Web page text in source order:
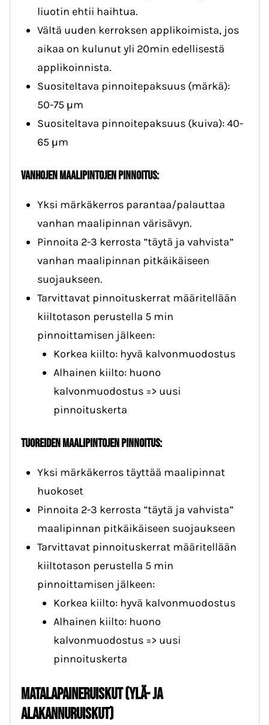
liuotin ehtii haihtua.
Vältä uuden kerroksen applikoimista, jos
aikaa on kulunut yli 20min edellisestä
applikoinnista.
Suositeltava pinnoitepaksuus (märkä):
50-75 µm
Suositeltava pinnoitepaksuus (kuiva): 40-
65 µm
Vanhojen maalipintojen pinnoitus:
Yksi märkäkerros parantaa/palauttaa
vanhan maalipinnan värisävyn.
Pinnoita 2-3 kerrosta ”täytä ja vahvista”
vanhan maalipinnan pitkäikäiseen
suojaukseen.
Tarvittavat pinnoituskerrat määritellään
kiiltotason perustella 5 min
pinnoittamisen jälkeen:
Korkea kiilto: hyvä kalvonmuodostus
Alhainen kiilto: huono
kalvonmuodostus => uusi
pinnoituskerta
Tuoreiden maalipintojen pinnoitus:
Yksi märkäkerros täyttää maalipinnat
huokoset
Pinnoita 2-3 kerrosta ”täytä ja vahvista”
maalipinnan pitkäikäiseen suojaukseen
Tarvittavat pinnoituskerrat määritellään
kiiltotason perustella 5 min
pinnoittamisen jälkeen:
Korkea kiilto: hyvä kalvonmuodostus
Alhainen kiilto: huono
kalvonmuodostus => uusi
pinnoituskerta
Matalapaineruiskut (ylä- ja
alakannuruiskut)